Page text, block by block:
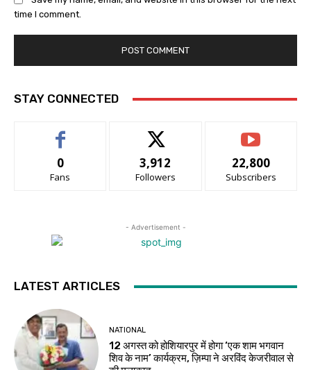
time I comment.
STAY CONNECTED
0
Fans
3,912
Followers
22,800
Subscribers
- Advertisement -
LATEST ARTICLES
NATIONAL
12 अगस्त को होशियारपुर में होगा ‘एक शाम भगवान
शिव के नाम’ कार्यक्रम, ज़िम्पा ने अरविंद केजरीवाल से